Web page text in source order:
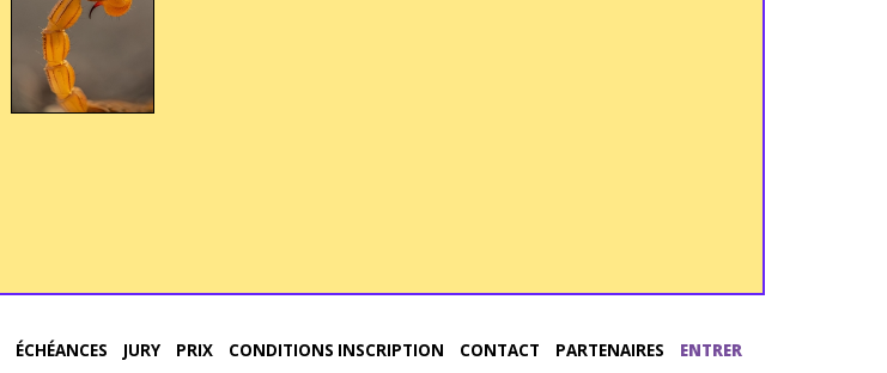
ÉCHÉANCES JURY PRIX CONDITIONS INSCRIPTION CONTACT PARTENAIRES ENTRER